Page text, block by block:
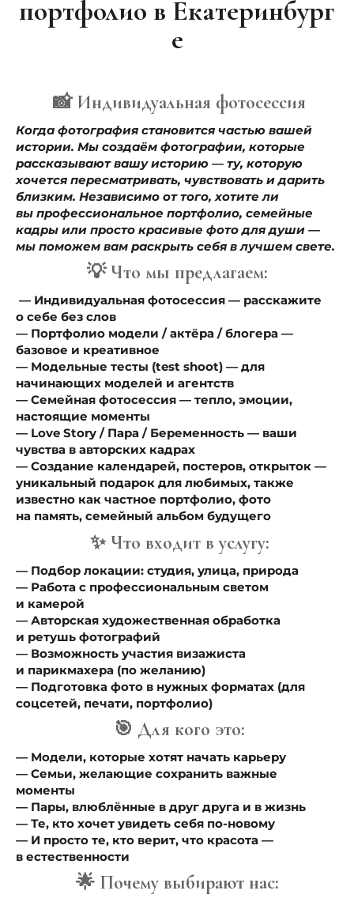
портфолио в Екатеринбург
е
📸 Индивидуальная фотосессия
Когда фотография становится частью вашей
истории. Мы создаём фотографии, которые
рассказывают вашу историю — ту, которую
хочется пересматривать, чувствовать и дарить
близким. Независимо от того, хотите ли
вы профессиональное портфолио, семейные
кадры или просто красивые фото для души —
мы поможем вам раскрыть себя в лучшем свете.
💡 Что мы предлагаем:
— Индивидуальная фотосессия — расскажите
о себе без слов
— Портфолио модели / актёра / блогера —
базовое и креативное
— Модельные тесты (test shoot) — для
начинающих моделей и агентств
— Семейная фотосессия — тепло, эмоции,
настоящие моменты
— Love Story / Пара / Беременность — ваши
чувства в авторских кадрах
— Создание календарей, постеров, открыток —
уникальный подарок для любимых, также
известно как частное портфолио, фото
на память, семейный альбом будущего
✨ Что входит в услугу:
— Подбор локации: студия, улица, природа
— Работа с профессиональным светом
и камерой
— Авторская художественная обработка
и ретушь фотографий
— Возможность участия визажиста
и парикмахера (по желанию)
— Подготовка фото в нужных форматах (для
соцсетей, печати, портфолио)
🎯 Для кого это:
— Модели, которые хотят начать карьеру
— Семьи, желающие сохранить важные
моменты
— Пары, влюблённые в друг друга и в жизнь
— Те, кто хочет увидеть себя по-новому
— И просто те, кто верит, что красота —
в естественности
🌟 Почему выбирают нас: